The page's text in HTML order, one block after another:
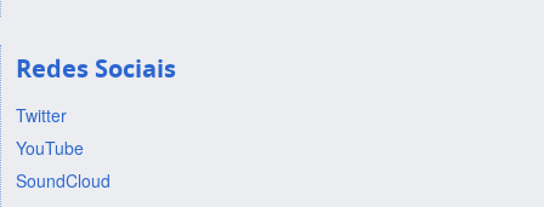
Redes Sociais
Twitter
YouTube
SoundCloud